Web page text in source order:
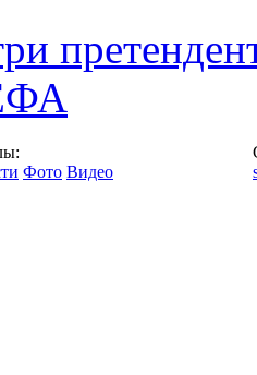
Фото Видео